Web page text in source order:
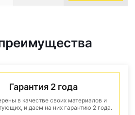
Гарантия 2 года
в качестве своих материалов и
и даем на них гарантию 2 года.